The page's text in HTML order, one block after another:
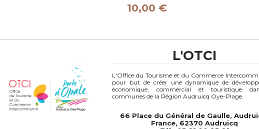
Prix
10,00 €
L'OTCI
L'Office du Tourisme et du Commerce
pour but de créer une dynamique de
économique, commercial et touristique
communes de la Région Audruicq Oye-Plage.
66 Place du Général de Gaulle,
France, 62370 Audruicq